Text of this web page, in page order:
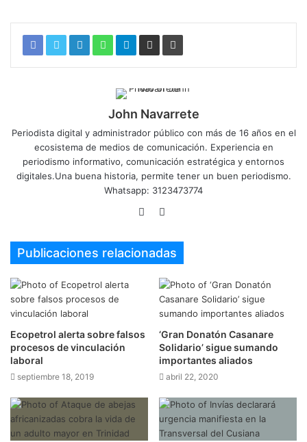
John Navarrete
Periodista digital y administrador público con más de 16 años en el
ecosistema de medios de comunicación. Experiencia en
periodismo informativo, comunicación estratégica y entornos
digitales.Una buena historia, permite tener un buen periodismo.
Whatsapp: 3123473774
SitioTwitter
Publicaciones relacionadas
Ecopetrol alerta sobre falsos
procesos de vinculación
laboral
septiembre 18, 2019
‘Gran Donatón Casanare
Solidario’ sigue sumando
importantes aliados
abril 22, 2020